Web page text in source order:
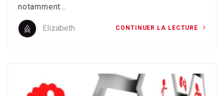
notamment…
Elizabeth CONTINUER LA LECTURE